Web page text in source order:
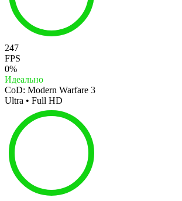
247
FPS
0%
Идеально
CoD: Modern Warfare 3
Ultra • Full HD